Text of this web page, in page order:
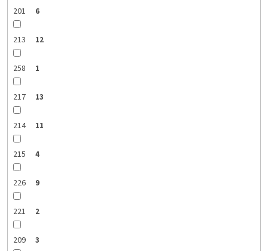
201 6
213 12
258 1
217 13
214 11
215 4
226 9
221 2
209 3